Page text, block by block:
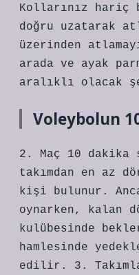
Kollarınız hariç
doğru uzatarak
üzerinden
arada ve ayak
aralıklı olacak
Voleybolun
2. Maç 10
takımdan en az
kişi bulunur.
oynarken, kalan
kulübesinde
hamlesinde
edilir. 3.